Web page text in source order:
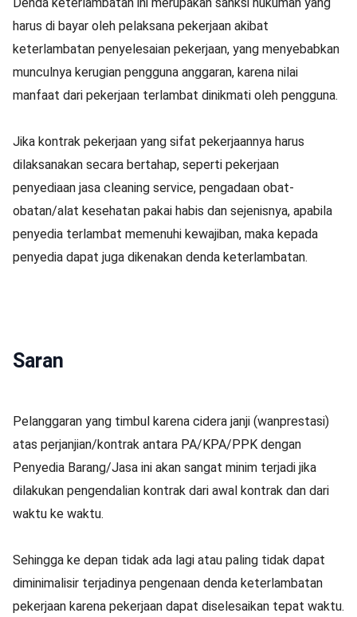
harus di bayar oleh pelaksana pekerjaan akibat
keterlambatan penyelesaian pekerjaan, yang menyebabkan
munculnya kerugian pengguna anggaran, karena nilai
manfaat dari pekerjaan terlambat dinikmati oleh pengguna.
Jika kontrak pekerjaan yang sifat pekerjaannya harus
dilaksanakan secara bertahap, seperti pekerjaan
penyediaan jasa cleaning service, pengadaan obat-
obatan/alat kesehatan pakai habis dan sejenisnya, apabila
penyedia terlambat memenuhi kewajiban, maka kepada
penyedia dapat juga dikenakan denda keterlambatan.
Saran
Pelanggaran yang timbul karena cidera janji (wanprestasi)
atas perjanjian/kontrak antara PA/KPA/PPK dengan
Penyedia Barang/Jasa ini akan sangat minim terjadi jika
dilakukan pengendalian kontrak dari awal kontrak dan dari
waktu ke waktu.
Sehingga ke depan tidak ada lagi atau paling tidak dapat
diminimalisir terjadinya pengenaan denda keterlambatan
pekerjaan karena pekerjaan dapat diselesaikan tepat waktu.